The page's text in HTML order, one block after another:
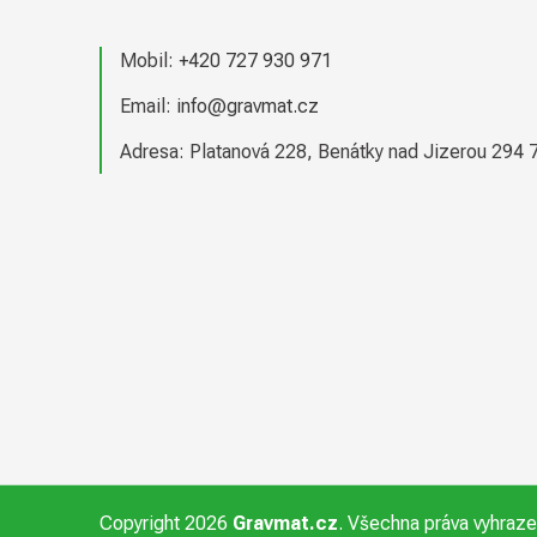
Mobil: +420 727 930 971
Email: info@gravmat.cz
Adresa: Platanová 228, Benátky nad Jizerou 294
Copyright 2026 Gravmat.cz. Všechna práva